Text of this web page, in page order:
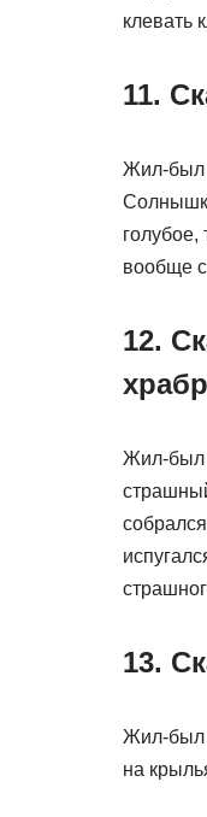
клевать
11.
Жил-был
вообще
12.
Жил-был
13.
Жил-был
на